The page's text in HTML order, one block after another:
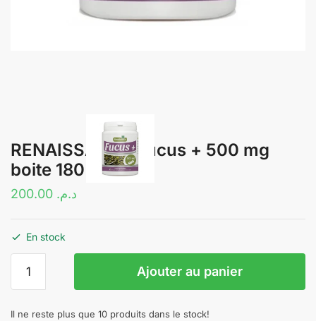
RENAISSANCE Fucus + 500 mg
boite 180 gélules
د.م.
En stock
RENAISSANCE
Fucus
Ajouter au panier
Il ne reste plus que 10 produits dans le stock!